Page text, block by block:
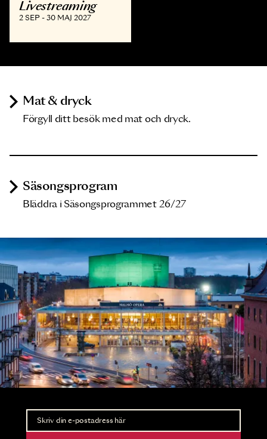
Livestreaming
2 SEP - 30 MAJ 2027
Mat & dryck
Förgyll ditt besök med mat och dryck.
Säsongsprogram
Bläddra i Säsongsprogrammet 26/27
Nyhetsbrev
Ta del av förhandsinformation och biljettsläpp.